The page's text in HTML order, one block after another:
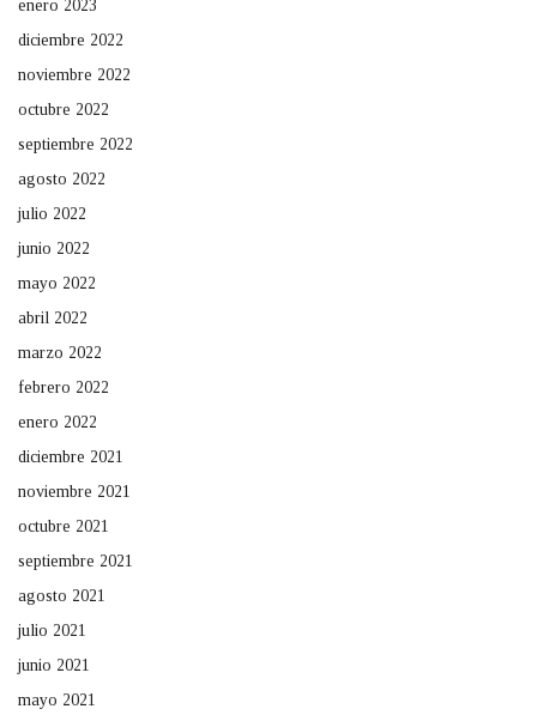
enero 2023
diciembre 2022
noviembre 2022
octubre 2022
septiembre 2022
agosto 2022
julio 2022
junio 2022
mayo 2022
abril 2022
marzo 2022
febrero 2022
enero 2022
diciembre 2021
noviembre 2021
octubre 2021
septiembre 2021
agosto 2021
julio 2021
junio 2021
mayo 2021